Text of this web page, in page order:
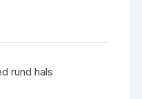
rund hals